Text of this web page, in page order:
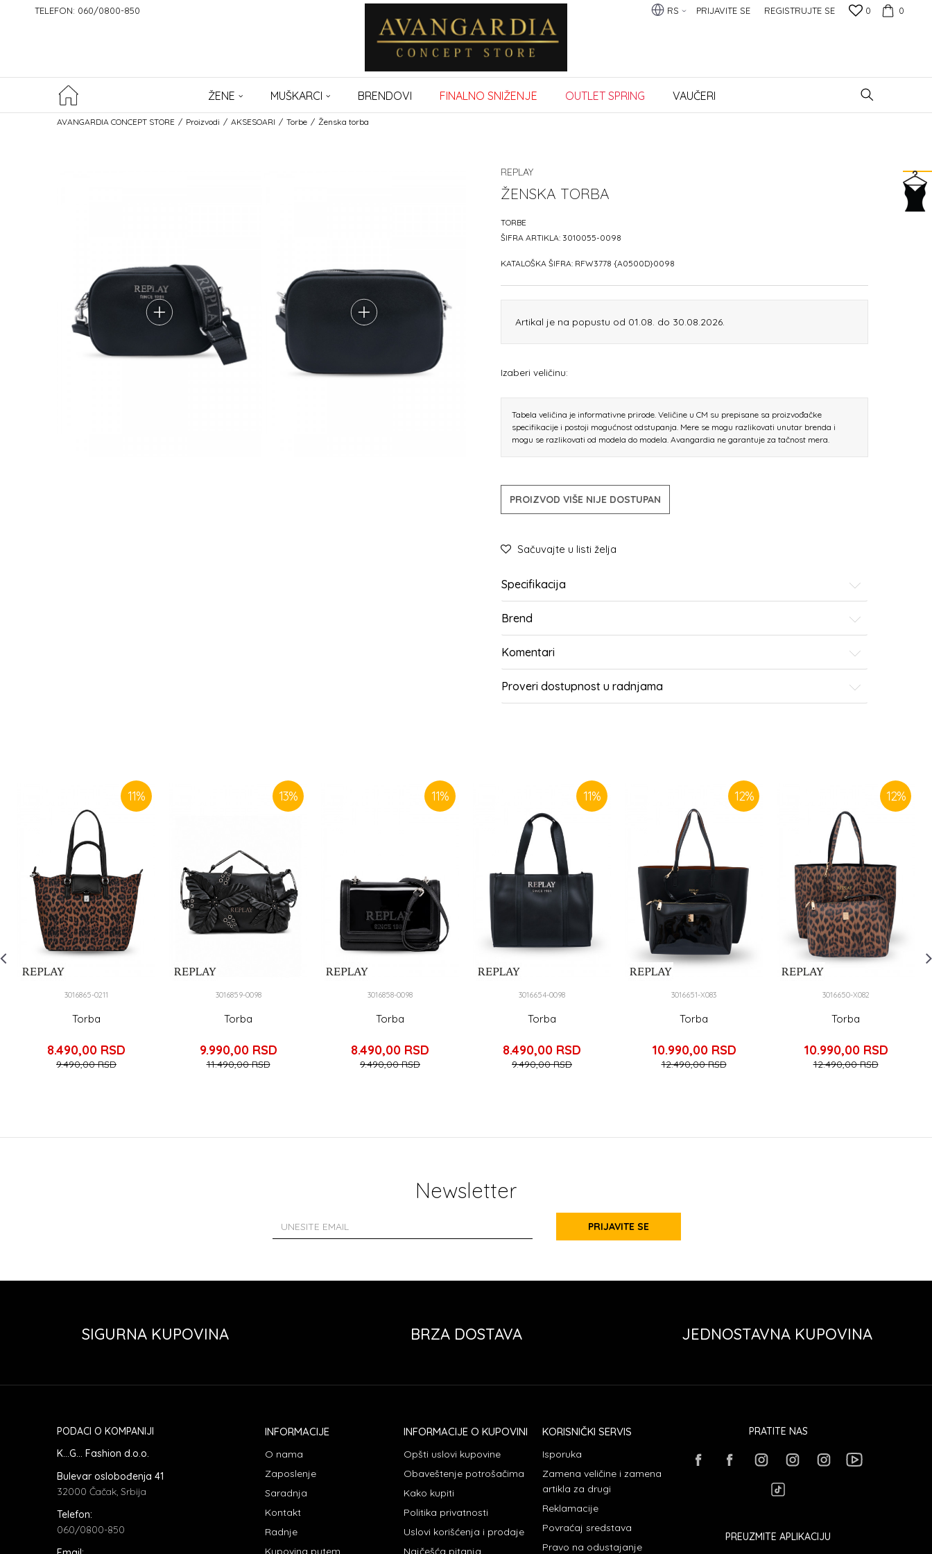
TELEFON: 060/0800-850 0
0
PRIJAVITE SE REGISTRUJTE SE
RS
ŽENE MUŠKARCI BRENDOVI FINALNO SNIŽENJE OUTLET SPRING VAUČERI
AVANGARDIA CONCEPT STORE Proizvodi AKSESOARI Torbe Ženska torba
REPLAY
ŽENSKA TORBA
TORBE
ŠIFRA ARTIKLA: 3010055-0098
KATALOŠKA ŠIFRA: RFW3778 {A0500D}0098
Artikal je na popustu od 01.08. do 30.08.2026.
Izaberi veličinu:
Tabela veličina je informativne prirode. Veličine u CM su prepisane sa proizvođačke
specifikacije i postoji mogućnost odstupanja. Mere se mogu razlikovati unutar brenda i
mogu se razlikovati od modela do modela. Avangardia ne garantuje za tačnost mera.
PROIZVOD VIŠE NIJE DOSTUPAN
Sačuvajte u listi želja
Specifikacija
Brend
Komentari
Proveri dostupnost u radnjama
11%
3016865-0211
Torba
8.490,00 RSD
9.490,00RSD
13%
3016859-0098
Torba
9.990,00 RSD
11.490,00RSD
11%
3016858-0098
Torba
8.490,00 RSD
9.490,00RSD
11%
3016654-0098
Torba
8.490,00 RSD
9.490,00RSD
12%
3016651-X083
Torba
10.990,00 RSD
12.490,00RSD
12%
3016650-X082
Torba
10.990,00 RSD
12.490,00RSD
Newsletter
PRIJAVITE SE
SIGURNA KUPOVINA BRZA DOSTAVA JEDNOSTAVNA KUPOVINA
PODACI O KOMPANIJI
K...G... Fashion d.o.o.
Bulevar oslobođenja 41
32000 Čačak, Srbija
Telefon:
060/0800-850
INFORMACIJE
O nama
Zaposlenje
Saradnja
Kontakt
Radnje
Kupovina putem
INFORMACIJE O KUPOVINI
Opšti uslovi kupovine
Obaveštenje potrošačima
Kako kupiti
Politika privatnosti
Uslovi korišćenja i prodaje
Najčešća pitanja
KORISNIČKI SERVIS
Isporuka
Zamena veličine i zamena
artikla za drugi
Reklamacije
Povraćaj sredstava
Pravo na odustajanje
PRATITE NAS
PREUZMITE APLIKACIJU